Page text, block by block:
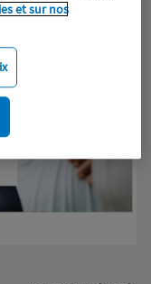
et sur nos